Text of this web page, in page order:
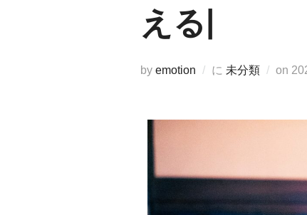
える|
by emotion に 未分類 on